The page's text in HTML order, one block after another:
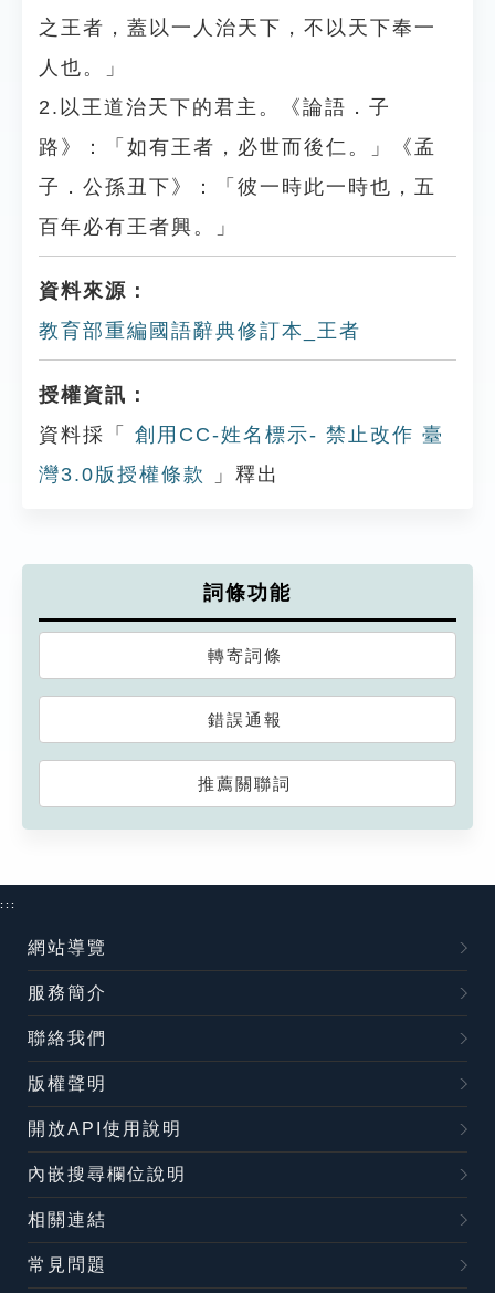
之王者，蓋以一人治天下，不以天下奉一
人也。」
2.以王道治天下的君主。《論語．子
路》：「如有王者，必世而後仁。」《孟
子．公孫丑下》：「彼一時此一時也，五
百年必有王者興。」
資料來源：
教育部重編國語辭典修訂本_王者
授權資訊：
資料採「
創用CC-姓名標示- 禁止改作 臺
灣3.0版授權條款
」釋出
詞條功能
轉寄詞條
錯誤通報
推薦關聯詞
:::
網站導覽
服務簡介
聯絡我們
版權聲明
開放API使用說明
內嵌搜尋欄位說明
相關連結
常見問題